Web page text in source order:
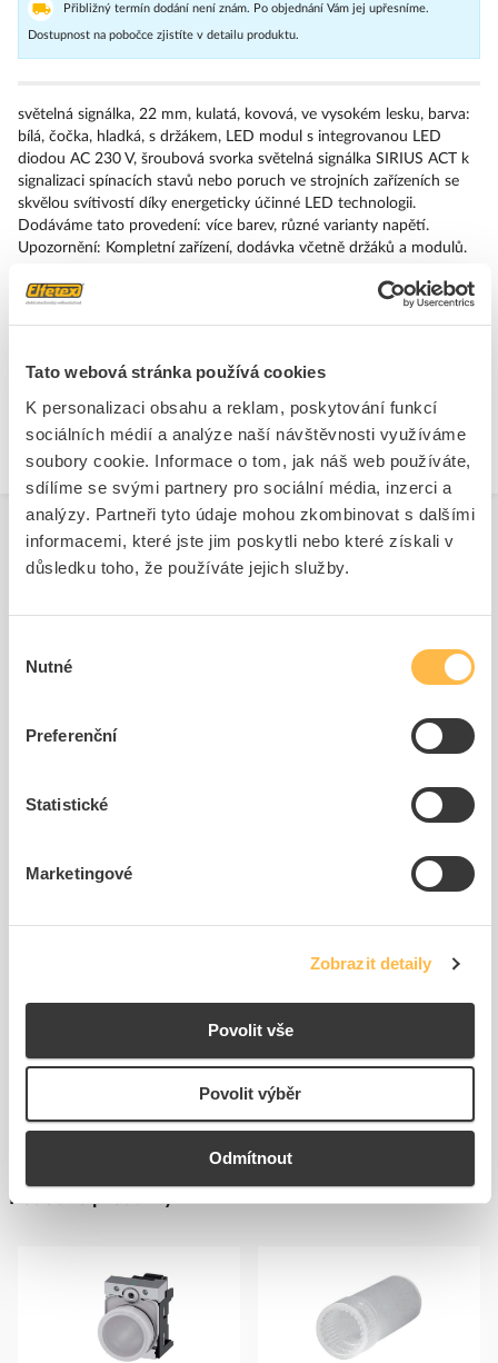
Tato webová stránka používá cookies
K personalizaci obsahu a reklam, poskytování funkcí
sociálních médií a analýze naší návštěvnosti využíváme
soubory cookie. Informace o tom, jak náš web používáte,
sdílíme se svými partnery pro sociální média, inzerci a
analýzy. Partneři tyto údaje mohou zkombinovat s dalšími
informacemi, které jste jim poskytli nebo které získali v
důsledku toho, že používáte jejich služby.
souhlasu
Nutné
Preferenční
Statistické
Marketingové
Zobrazit detaily
Povolit vše
Povolit výběr
Odmítnout
Přibližný termín dodání není znám. Po objednání Vám jej upřesníme.
Dostupnost na pobočce zjistíte v detailu produktu.
světelná signálka, 22 mm, kulatá, kovová, ve vysokém lesku, barva:
bílá, čočka, hladká, s držákem, LED modul s integrovanou LED
diodou AC 230 V, šroubová svorka světelná signálka SIRIUS ACT k
signalizaci spínacích stavů nebo poruch ve strojních zařízeních se
skvělou svítivostí díky energeticky účinné LED technologii.
Dodáváme tato provedení: více barev, různé varianty napětí.
Upozornění: Kompletní zařízení, dodávka včetně držáků a modulů.
Značka
Kontrolky, kompletní jednotky
Druh ochrany ( NEMA)
SIEMENS Signálka
košíku
SIEMENS Štítek popisný
11.297.538
košíku
Podobné produkty